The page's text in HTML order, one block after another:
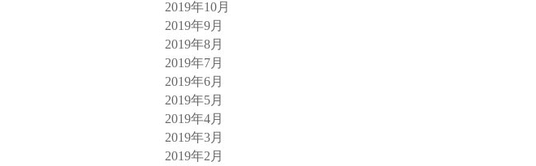
2019年10月
2019年9月
2019年8月
2019年7月
2019年6月
2019年5月
2019年4月
2019年3月
2019年2月